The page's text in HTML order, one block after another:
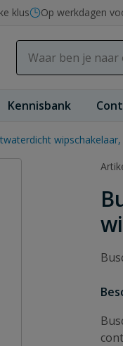
klus Op werkdagen
Kennisbank